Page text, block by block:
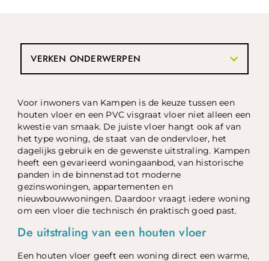
Voor inwoners van Kampen is de keuze tussen een
houten vloer en een PVC visgraat vloer niet alleen een
kwestie van smaak. De juiste vloer hangt ook af van
het type woning, de staat van de ondervloer, het
dagelijks gebruik en de gewenste uitstraling. Kampen
heeft een gevarieerd woningaanbod, van historische
panden in de binnenstad tot moderne
gezinswoningen, appartementen en
nieuwbouwwoningen. Daardoor vraagt iedere woning
om een vloer die technisch én praktisch goed past.
De uitstraling van een houten vloer
Een houten vloer geeft een woning direct een warme,
VERKEN ONDERWERPEN